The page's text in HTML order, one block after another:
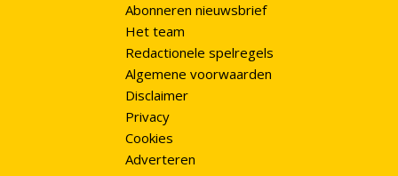
Abonneren nieuwsbrief
Het team
Redactionele spelregels
Algemene voorwaarden
Disclaimer
Privacy
Cookies
Adverteren